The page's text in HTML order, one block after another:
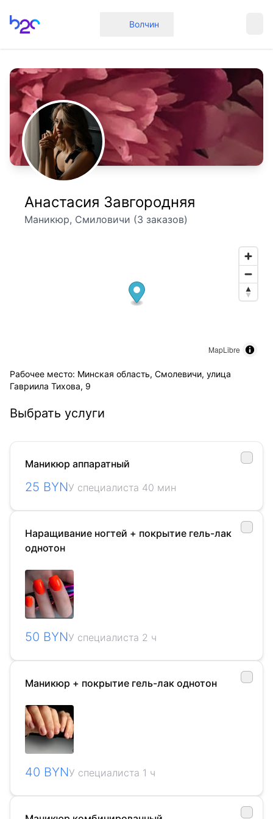
Главная Волчин
Анастасия Завгородняя
Маникюр, Смиловичи (3 заказов)
MapLibre
Рабочее место: Минская область, Смолевичи, улица
Гавриила Тихова, 9
Выбрать услуги
Маникюр аппаратный
25 BYNУ специалиста 40 мин
Наращивание ногтей + покрытие гель-лак
однотон
50 BYNУ специалиста 2 ч
Маникюр + покрытие гель-лак однотон
40 BYNУ специалиста 1 ч